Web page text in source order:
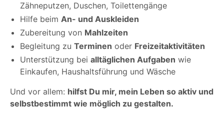
Zähneputzen, Duschen, Toilettengänge
Hilfe beim An- und Auskleiden
Zubereitung von Mahlzeiten
Begleitung zu Terminen oder Freizeitaktivitäten
Unterstützung bei alltäglichen Aufgaben wie
Einkaufen, Haushaltsführung und Wäsche
Und vor allem: hilfst Du mir, mein Leben so aktiv und
selbstbestimmt wie möglich zu gestalten.